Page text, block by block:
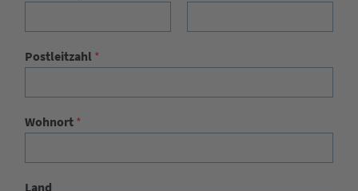
Postleitzahl *
Wohnort *
Land